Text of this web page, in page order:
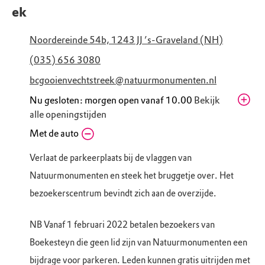
ek
Noordereinde 54b, 1243 JJ ’s-Graveland (NH)
(035) 656 3080
bcgooienvechtstreek@natuurmonumenten.nl
Nu gesloten: morgen open vanaf 10.00 Bekijk
alle openingstijden
Vrijdag
Woensdag
10.00 - 17.00
Donderdag
10.00 - 17.00
Met de auto
Verlaat de parkeerplaats bij de vlaggen van
Natuurmonumenten en steek het bruggetje over. Het
bezoekerscentrum bevindt zich aan de overzijde.
NB Vanaf 1 februari 2022 betalen bezoekers van
Boekesteyn die geen lid zijn van Natuurmonumenten een
bijdrage voor parkeren. Leden kunnen gratis uitrijden met